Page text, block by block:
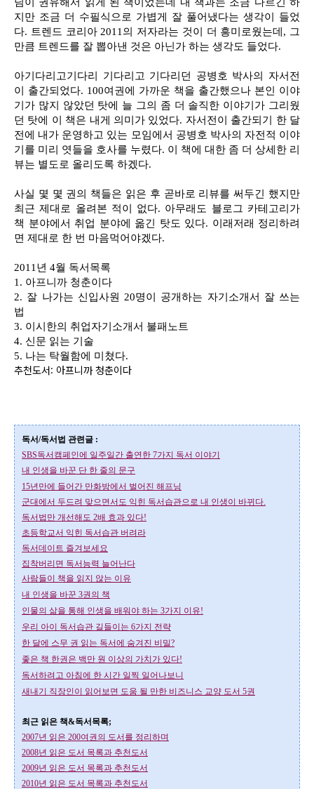
님이 권유해서 읽게 된 책이었는데 내 책과는 조금 다르긴 하
지만 조금 더 수필식으로 가볍게 잘 풀어냈다는 생각이 들었
다. 트렌드 코리아 2011의 저자라는 것이 더 흥미로웠는데, 그
만큼 트렌드를 잘 뽑아낸 것은 아닌가 하는 생각도 들었다.
아기다리고기다리 기다리고 기다리던 공병호 박사의 자서전
이 출간되었다. 100여권에 가까운 책을 출간했으나 본인 이야
기가 많지 않았던 탓에 늘 그의 좀 더 솔직한 이야기가 그리웠
던 탓에 이 책은 내게 의미가 있었다. 자서전이 출간되기 한 달
전에 내가 운영하고 있는 모임에서 공병호 박사의 자전적 이야
기를 미리 엿들을 호사를 누렸다. 이 책에 대한 좀 더 상세한 리
뷰는 별도로 올리도록 하겠다.
사실 몇 몇 권의 책들은 읽은 후 곧바로 리뷰를 써두긴 했지만
최근 제대로 올려본 적이 없다. 아무래도 블로그 카테고리가
책 분야에서 취업 분야에 옮긴 탓도 있다. 이래저래 정리하려
면 제대로 한 번 마음먹어야겠다.
2011년 4월 독서목록
1. 아프니까 청춘이다
2. 잘 나가는 신입사원 20명이 공개하는 자기소개서 잘 쓰는
법
3. 이시한의 취업자기소개서 불패노트
4. 신문 읽는 기술
5. 나는 탁월함에 미쳤다.
추천도서: 아프니까 청춘이다
독서/독서법 관련글 :
SBS독서캠페인에 일주일간 출연한 7가지 독서 이야기
내 인생을 바꾼 단 한 줄의 문구
15년만에 들어간 만화방에서 벌어진 해프닝
군대에서 두드려 맞으면서도 익힌 독서습관으로 내 인생이 바뀌다.
독서법만 개선해도 2배 효과 있다!
초등학교서 익힌 독서습관 버려라
독서데이트 즐겨보세요
집착버리면 독서능력 늘어난다
사람들이 책을 읽지 않는 이유
내 인생을 바꾼 3권의 책
인물의 삶을 통해 인생을 배워야 하는 3가지 이유!
우리 아이 독서습관 길들이는 6가지 전략
한 달에 스무 권 읽는 독서에 숨겨진 비밀?
좋은 책 한권은 백만 원 이상의 가치가 있다!
독서하려고 아침에 한 시간 일찍 일어나보니
새내기 직장인이 읽어보면 도움 될 만한 비즈니스 교양 도서 5권
최근 읽은 책&독서목록;
2007년 읽은 200여권의 도서를 정리하며
2008년 읽은 도서 목록과 추천도서
2009년 읽은 도서 목록과 추천도서
2010년 읽은 도서 목록과 추천도서